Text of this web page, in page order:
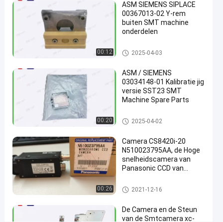
kgt-
m5109-
van
delenaanraking
oppervlakte
2021-
92
#
smt
druksensor
#
de
oppervlakte
00:12
ASM SIEMENS SIPLACE
00367013-02 Y-rem
buiten SMT machine
onderdelen
de oppervlakte zet delen op
2025-04-03
00:20
ASM / SIEMENS
03034148-01 Kalibratie jig
versie SST23 SMT
Machine Spare Parts
de oppervlakte zet delen op
2025-04-02
00:26
Camera CS8420i-20
N510023795AA, de Hoge
snelheidscamera van
Panasonic CCD van
de oppervlakte zet delen op
2021-12-16
De Camera en de Steun
van de Smtcamera xc-